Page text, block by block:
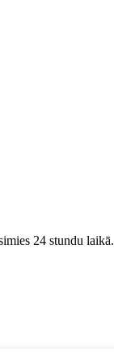
24 stundu laikā.